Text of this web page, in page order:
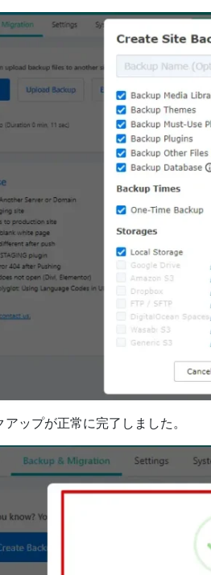
アップが正常に完了しました。